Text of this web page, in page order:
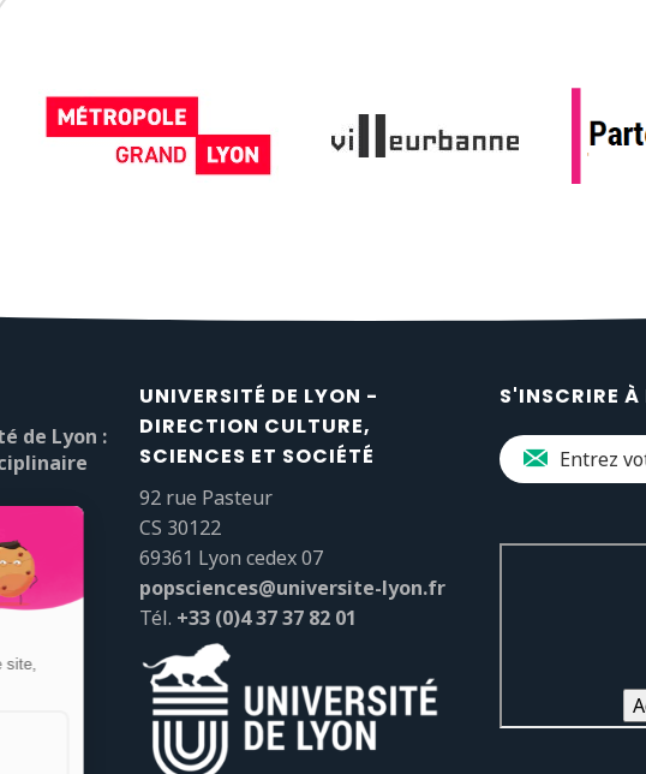
de Lyon :
UNIVERSITÉ DE LYON -
DIRECTION CULTURE,
SCIENCES ET SOCIÉTÉ
92 rue Pasteur
CS 30122
69361 Lyon cedex 07
popsciences@universite-lyon.fr
Tél. +33 (0)4 37 37 82 01
S'INSCRIRE À